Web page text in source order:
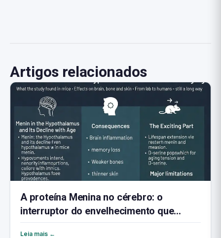
Artigos relacionados
A proteína Menina no cérebro: o
interruptor do envelhecimento que
talvez possa ser revertido
Leia mais ←